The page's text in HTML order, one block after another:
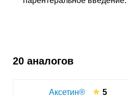
20 аналогов
Аксетин® 5